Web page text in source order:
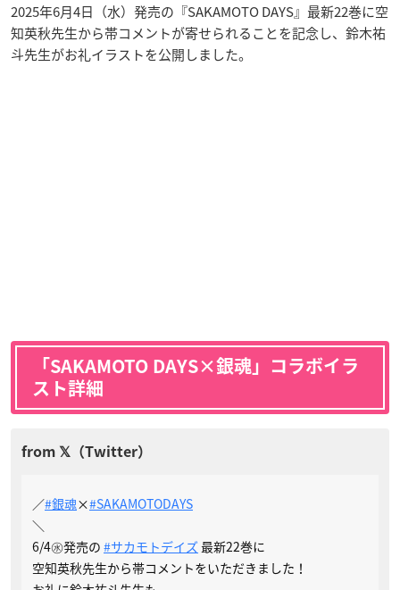
2025年6月4日（水）発売の『SAKAMOTO DAYS』最新22巻に空
知英秋先生から帯コメントが寄せられることを記念し、鈴木祐
斗先生がお礼イラストを公開しました。
「SAKAMOTO DAYS×銀魂」コラボイラ
スト詳細
／#銀魂×#SAKAMOTODAYS
＼
6/4㊌発売の #サカモトデイズ最新22巻に
空知英秋先生から帯コメントをいただきました！